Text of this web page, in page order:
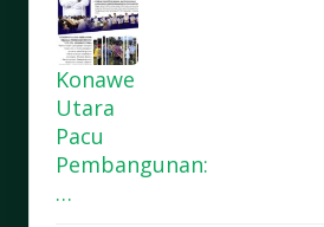
Konawe
Utara
Pacu
Pembangunan:
…